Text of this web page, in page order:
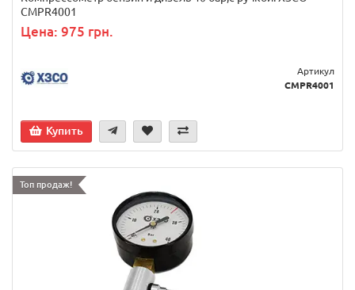
CMPR4001
Цена: 975 грн.
Артикул
CMPR4001
Купить
Топ продаж!